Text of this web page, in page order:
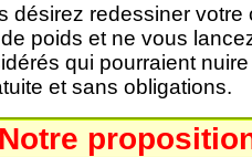
désirez redessiner
poids et ne vous
qui pourraient
et sans obligations.
Notre